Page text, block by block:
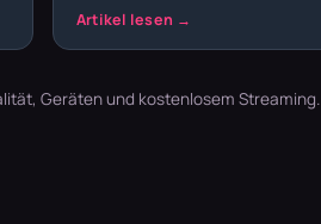
Geräten und kostenlosem Streaming.